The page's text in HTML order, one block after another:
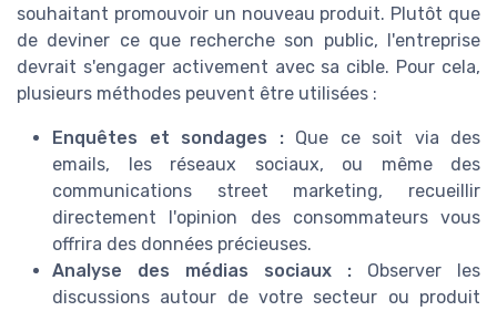
souhaitant promouvoir un nouveau produit. Plutôt que
de deviner ce que recherche son public, l'entreprise
devrait s'engager activement avec sa cible. Pour cela,
plusieurs méthodes peuvent être utilisées :
Enquêtes et sondages :Que ce soit via des
emails, les réseaux sociaux, ou même des
communications street marketing, recueillir
directement l'opinion des consommateurs vous
offrira des données précieuses.
Analyse des médias sociaux : Observer les
discussions autour de votre secteur ou produit